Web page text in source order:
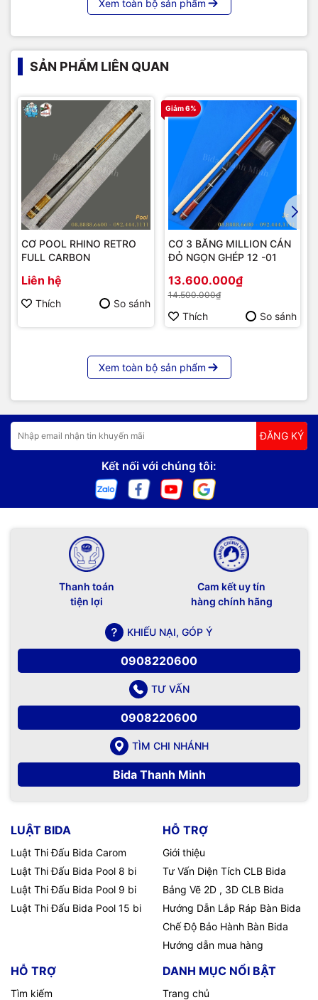
Xem toàn bộ sản phẩm
SẢN PHẨM LIÊN QUAN
CƠ POOL RHINO RETRO
FULL CARBON
Liên hệ
Thích So sánh
Giảm 6%
CƠ 3 BĂNG MILLION CÁN
ĐỎ NGỌN GHÉP 12 -01
13.600.000₫
14.500.000₫
Thích So sánh
Xem toàn bộ sản phẩm
ĐĂNG KÝ
Kết nối với chúng tôi:
Thanh toán
tiện lợi
Cam kết uy tín
hàng chính hãng
KHIẾU NẠI, GÓP Ý
0908220600
TƯ VẤN
0908220600
TÌM CHI NHÁNH
Bida Thanh Minh
LUẬT BIDA
Luật Thi Đấu Bida Carom
Luật Thi Đấu Bida Pool 8 bi
Luật Thi Đấu Bida Pool 9 bi
Luật Thi Đấu Bida Pool 15 bi
HỖ TRỢ
Giới thiệu
Tư Vấn Diện Tích CLB Bida
Bảng Vẽ 2D , 3D CLB Bida
Hướng Dẫn Lắp Ráp Bàn Bida
Chế Độ Bảo Hành Bàn Bida
Hướng dẫn mua hàng
HỖ TRỢ
Tìm kiếm
DANH MỤC NỔI BẬT
Trang chủ